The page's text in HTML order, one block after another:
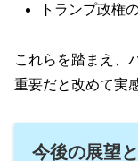
トランプ政権
これらを踏まえ、
重要だと改めて実
今後の展望